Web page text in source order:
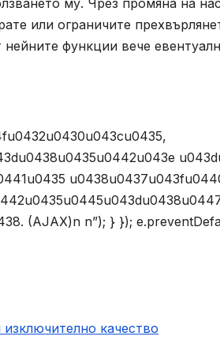
му. Чрез промяна на
или ограничите
функции вече
(AJAX)n n”); } });
качество